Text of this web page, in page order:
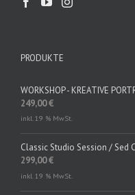
PRODUKTE
WORKSHOP - KREATIVE
249,00€
inkl. 19 % MwSt.
Classic Studio Session / Sed
299,00€
inkl. 19 % MwSt.